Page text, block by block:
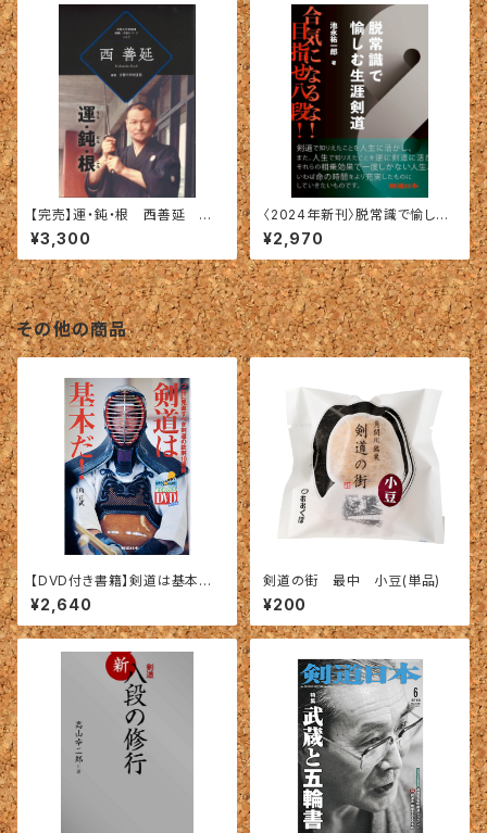
【完売】運・鈍・根 西善延 〜
京都大学剣道部師範一代記シリ
ーズvol.2〜
¥3,300
〈2024年新刊〉脱常識で愉しむ
生涯剣道
¥2,970
その他の商品
【DVD付き書籍】剣道は基本だ！
－つねに見直すべき鉄則10項目
－
¥2,640
剣道の街 最中 小豆(単品)
¥200